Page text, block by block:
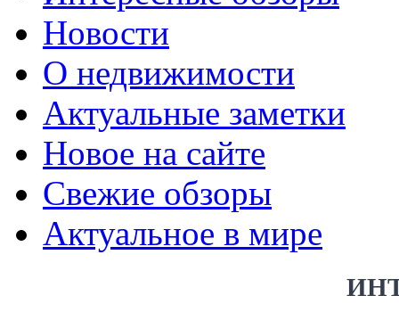
Новости
О недвижимости
Актуальные заметки
Новое на сайте
Свежие обзоры
Актуальное в мире